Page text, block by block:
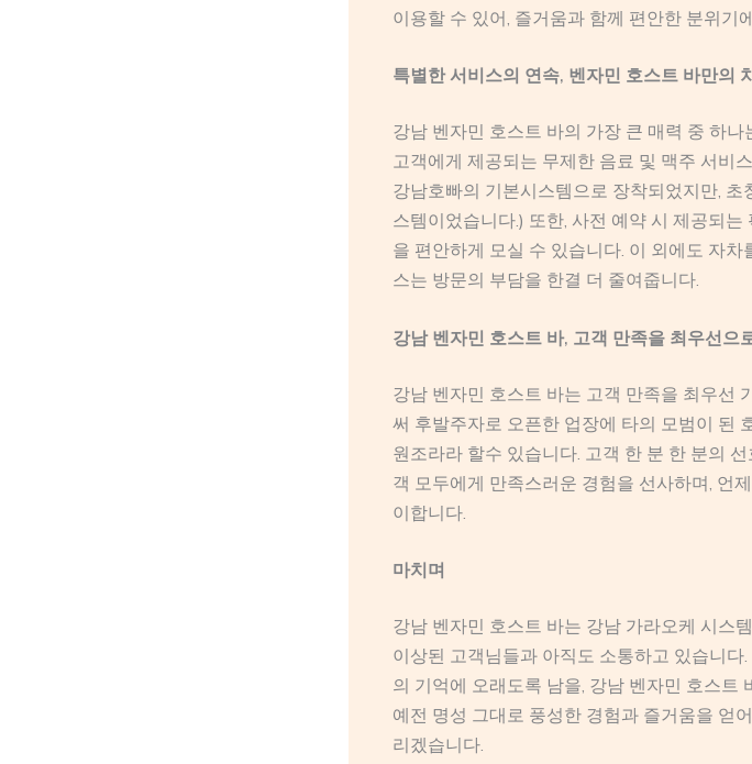
이용할 수 있어, 즐거움과 함께 편안한 분위기
특별한 서비스의 연속, 벤자민 호스트 바만의
강남 벤자민 호스트 바의 가장 큰 매력 중 하
고객에게 제공되는 무제한 음료 및 맥주 서비
강남호빠의 기본시스템으로 장착되었지만,
스템이었습니다.) 또한, 사전 예약 시 제공되
을 편안하게 모실 수 있습니다. 이 외에도 자
스는 방문의 부담을 한결 더 줄여줍니다.
강남 벤자민 호스트 바, 고객 만족을 최우선으
강남 벤자민 호스트 바는 고객 만족을 최우선
써 후발주자로 오픈한 업장에 타의 모범이 된
원조라라 할수 있습니다. 고객 한 분 한 분의
객 모두에게 만족스러운 경험을 선사하며, 언
이합니다.
마치며
강남 벤자민 호스트 바는 강남 가라오케 시스
이상된 고객님들과 아직도 소통하고 있습니
의 기억에 오래도록 남을, 강남 벤자민 호스트
예전 명성 그대로 풍성한 경험과 즐거움을 얻
리겠습니다.